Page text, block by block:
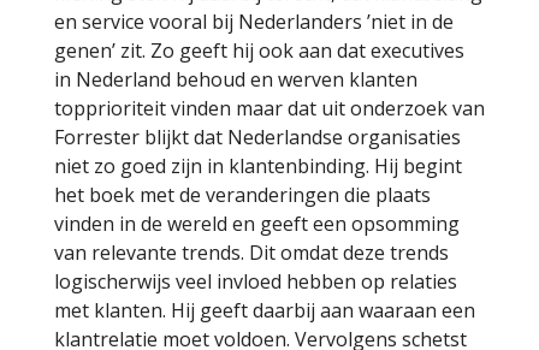
en service vooral bij Nederlanders ’niet in de
genen’ zit. Zo geeft hij ook aan dat executives
in Nederland behoud en werven klanten
topprioriteit vinden maar dat uit onderzoek van
Forrester blijkt dat Nederlandse organisaties
niet zo goed zijn in klantenbinding. Hij begint
het boek met de veranderingen die plaats
vinden in de wereld en geeft een opsomming
van relevante trends. Dit omdat deze trends
logischerwijs veel invloed hebben op relaties
met klanten. Hij geeft daarbij aan waaraan een
klantrelatie moet voldoen. Vervolgens schetst